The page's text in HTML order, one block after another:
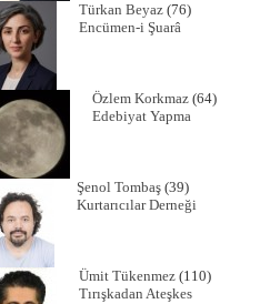
Türkan Beyaz(76)
Encümen-i Şuarâ
Özlem Korkmaz(64)
Edebiyat Yapma
Şenol Tombaş(39)
Kurtarıcılar Derneği
Ümit Tükenmez(110)
Tırışkadan Ateşkes